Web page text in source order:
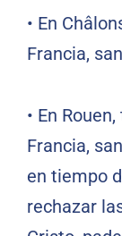
• En
Francia, san
• En
Francia, san
en tiempo
rechazar